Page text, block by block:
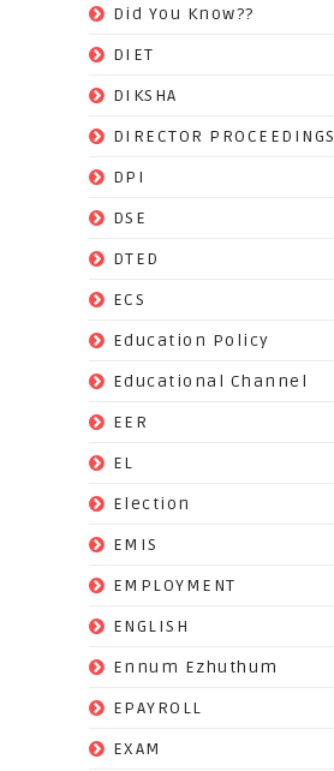
Did You Know??
DIET
DIKSHA
DIRECTOR PROCEEDINGS
DPI
DSE
DTED
ECS
Education Policy
Educational Channel
EER
EL
Election
EMIS
EMPLOYMENT
ENGLISH
Ennum Ezhuthum
EPAYROLL
EXAM